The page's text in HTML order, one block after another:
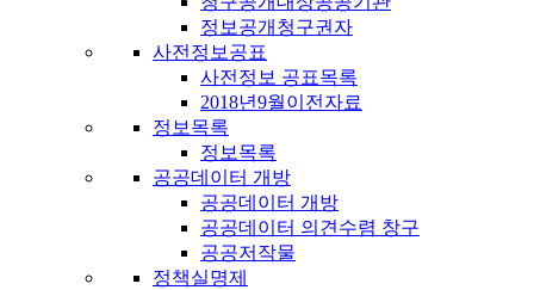
정보공개청구권자
사전정보공표
사전정보 공표목록
2018년9월이전자료
정보목록
정보목록
공공데이터 개방
공공데이터 개방
공공데이터 의견수렴 창구
공공저작물
정책실명제